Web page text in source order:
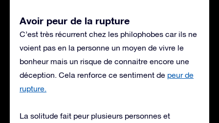
Avoir peur de la rupture
C’est très récurrent chez les philophobes car ils ne
voient pas en la personne un moyen de vivre le
bonheur mais un risque de connaitre encore une
déception. Cela renforce ce sentiment de peur de
rupture.
La solitude fait peur plusieurs personnes et